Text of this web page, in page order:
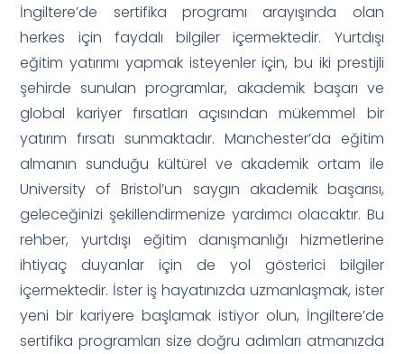
İngiltere’de sertifika programı arayışında olan
herkes için faydalı bilgiler içermektedir. Yurtdışı
eğitim yatırımı yapmak isteyenler için, bu iki prestijli
şehirde sunulan programlar, akademik başarı ve
global kariyer fırsatları açısından mükemmel bir
yatırım fırsatı sunmaktadır. Manchester’da eğitim
almanın sunduğu kültürel ve akademik ortam ile
University of Bristol’un saygın akademik başarısı,
geleceğinizi şekillendirmenize yardımcı olacaktır. Bu
rehber, yurtdışı eğitim danışmanlığı hizmetlerine
ihtiyaç duyanlar için de yol gösterici bilgiler
içermektedir. İster iş hayatınızda uzmanlaşmak, ister
yeni bir kariyere başlamak istiyor olun, İngiltere’de
sertifika programları size doğru adımları atmanızda